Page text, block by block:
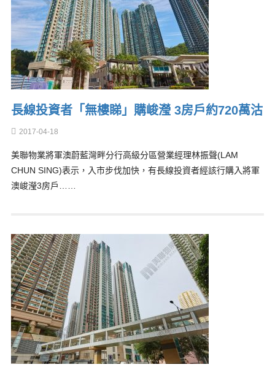
長線投資者「無樓睇」購峻瀅 3房戶約720萬沽
2017-04-18
美聯物業將軍澳蔚藍灣畔分行高級分區營業經理林振聲(LAM
CHUN SING)表示，入市步伐加快，有長線投資者經該行購入將軍
澳峻瀅3房戶……